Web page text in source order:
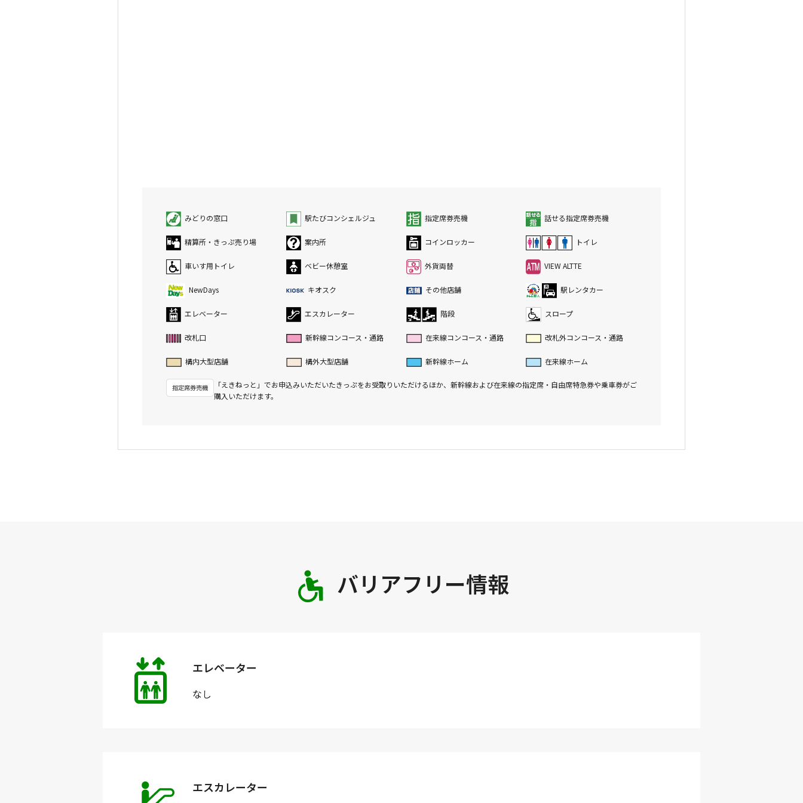
みどりの窓口 駅たびコンシェルジュ 指定席券売機 話せる指定席券売機
精算所・きっぷ売り場 案内所 コインロッカー トイレ
車いす用トイレ ベビー休憩室 外貨両替 VIEW ALTTE
NewDays キオスク その他店舗 駅レンタカー
エレベーター エスカレーター 階段 スロープ
改札口 新幹線コンコース・通路 在来線コンコース・通路 改札外コンコース・通路
構内大型店舗 構外大型店舗 新幹線ホーム 在来線ホーム
「えきねっと」でお申込みいただいたきっぷをお受取りいただけるほか、新幹線および在来線の指定席・自由席特急券や乗車券がご
購入いただけます。
バリアフリー情報
エレベーター
なし
エスカレーター